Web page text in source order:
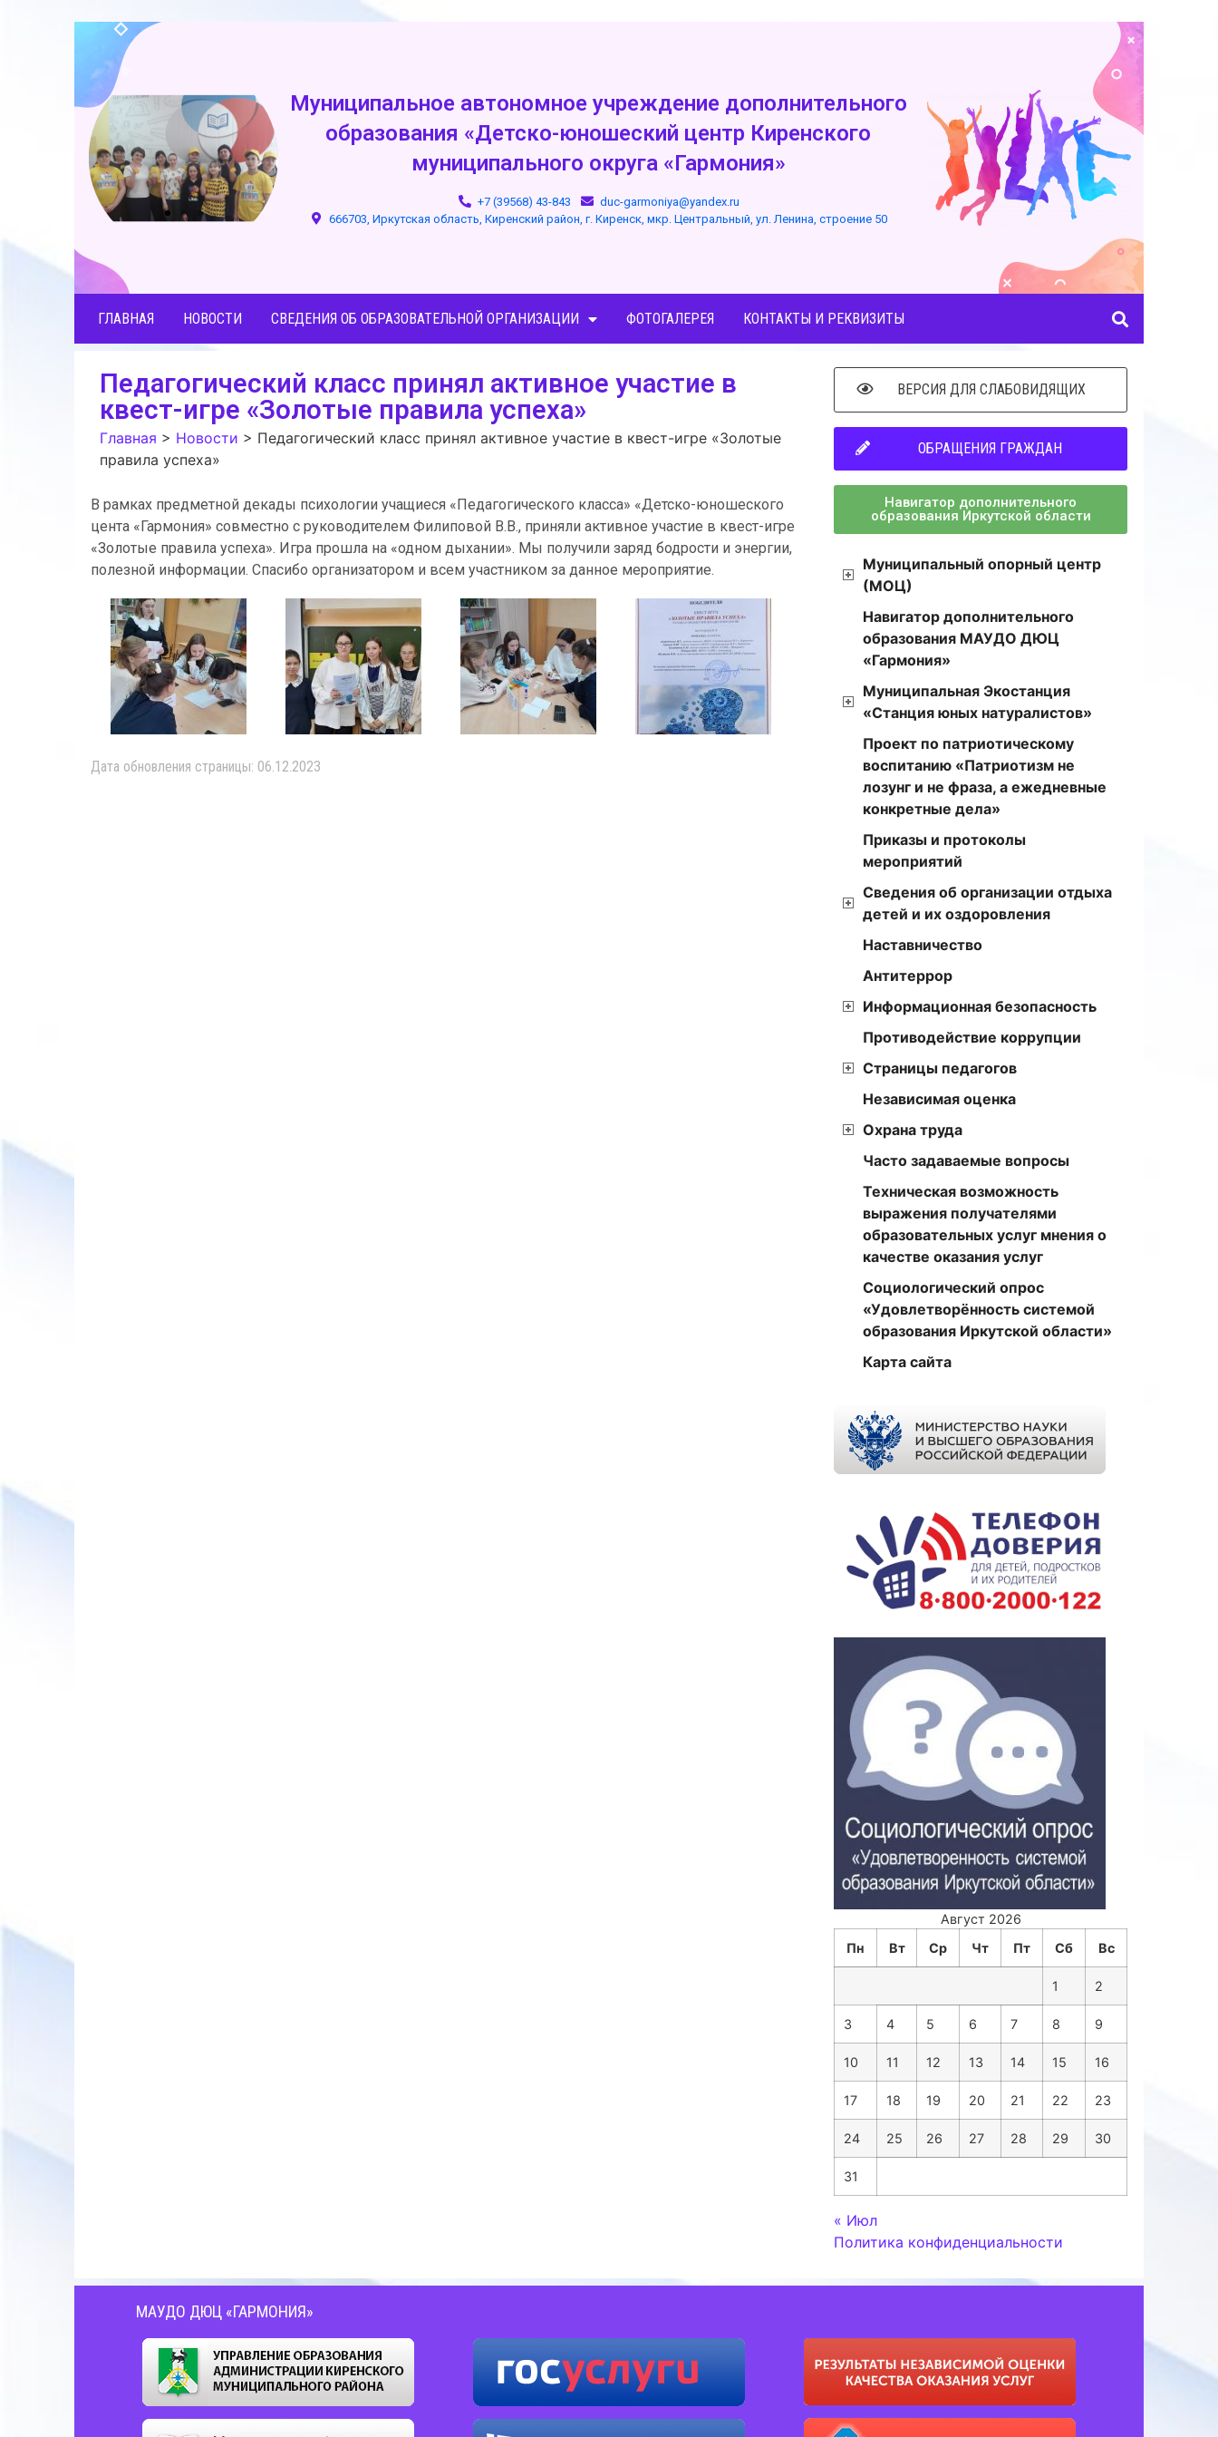
Муниципальное автономное учреждение дополнительного
образования «Детско-юношеский центр Киренского
муниципального округа «Гармония»
+7 (39568) 43-843
duc-garmoniya@yandex.ru
666703, Иркутская область, Киренский район, г. Киренск, мкр. Центральный, ул. Ленина, строение 50
ГЛАВНАЯ НОВОСТИ СВЕДЕНИЯ ОБ ОБРАЗОВАТЕЛЬНОЙ ОРГАНИЗАЦИИ ФОТОГАЛЕРЕЯ КОНТАКТЫ И РЕКВИЗИТЫ
Педагогический класс принял активное участие в
квест-игре «Золотые правила успеха»
Главная > Новости > Педагогический класс принял активное участие в квест-игре «Золотые
правила успеха»
В рамках предметной декады психологии учащиеся «Педагогического класса» «Детско-юношеского
цента «Гармония» совместно с руководителем Филиповой В.В., приняли активное участие в квест-игре
«Золотые правила успеха». Игра прошла на «одном дыхании». Мы получили заряд бодрости и энергии,
полезной информации. Спасибо организатором и всем участником за данное мероприятие.
Дата обновления страницы: 06.12.2023
ВЕРСИЯ ДЛЯ СЛАБОВИДЯЩИХ
ОБРАЩЕНИЯ ГРАЖДАН
Навигатор дополнительного
образования Иркутской области
Муниципальный опорный центр
(МОЦ)
Навигатор дополнительного
образования МАУДО ДЮЦ
«Гармония»
Муниципальная Экостанция
«Станция юных натуралистов»
Проект по патриотическому
воспитанию «Патриотизм не
лозунг и не фраза, а ежедневные
конкретные дела»
Приказы и протоколы
мероприятий
Сведения об организации отдыха
детей и их оздоровления
Наставничество
Антитеррор
Информационная безопасность
Противодействие коррупции
Страницы педагогов
Независимая оценка
Охрана труда
Часто задаваемые вопросы
Техническая возможность
выражения получателями
образовательных услуг мнения о
качестве оказания услуг
Социологический опрос
«Удовлетворённость системой
образования Иркутской области»
Карта сайта
Август 2026
Пн
Вт Ср Чт Пт Сб Вс
1 2
3 4 5 6 7 8 9
10 11 12 13 14 15 16
17 18 19 20 21 22 23
24 25 26 27 28 29 30
31
« Июл
Политика конфиденциальности
МАУДО ДЮЦ «ГАРМОНИЯ»